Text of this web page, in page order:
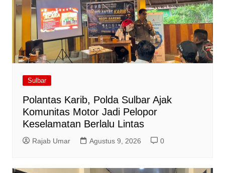
Sulbar
Polantas Karib, Polda Sulbar Ajak
Komunitas Motor Jadi Pelopor
Keselamatan Berlalu Lintas
Rajab Umar Agustus 9, 2026 0